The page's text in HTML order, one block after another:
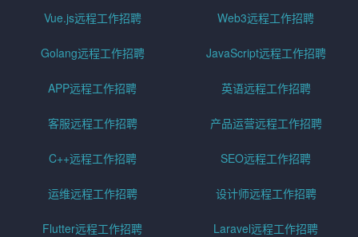
Vue.js远程工作招聘 Web3远程工作招聘
Golang远程工作招聘 JavaScript远程工作招聘
APP远程工作招聘 英语远程工作招聘
客服远程工作招聘 产品运营远程工作招聘
C++远程工作招聘 SEO远程工作招聘
运维远程工作招聘 设计师远程工作招聘
Flutter远程工作招聘 Laravel远程工作招聘